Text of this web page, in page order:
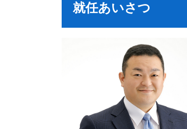
就任あいさつ